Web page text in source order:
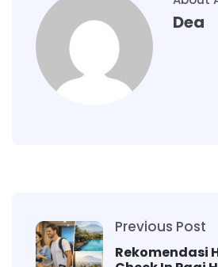
Dea
Previous Post
Rekomendasi